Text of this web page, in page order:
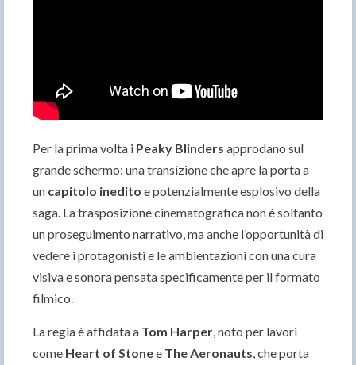
Per la prima volta i Peaky Blinders approdano sul
grande schermo: una transizione che apre la porta a
un capitolo inedito e potenzialmente esplosivo della
saga. La trasposizione cinematografica non è soltanto
un proseguimento narrativo, ma anche l’opportunità di
vedere i protagonisti e le ambientazioni con una cura
visiva e sonora pensata specificamente per il formato
filmico.
La regia è affidata a Tom Harper, noto per lavori
come Heart of Stonee The Aeronauts, che porta